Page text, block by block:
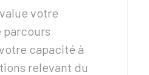
votre
capacité à
relevant du